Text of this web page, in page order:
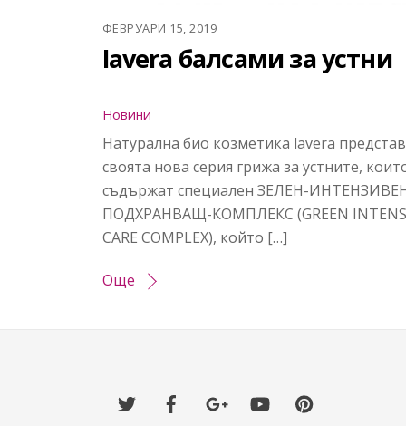
ФЕВРУАРИ 15, 2019
lavera балсами за устни
Новини
Натурална био козметика lavera
своята нова серия грижа за устните,
съдържат специален ЗЕЛЕН-
ПОДХРАНВАЩ-КОМПЛЕКС (GREEN
CARE COMPLEX), който […]
Още